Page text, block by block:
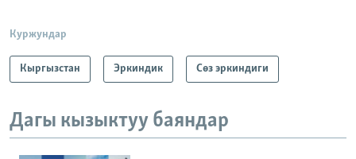
Куржундар
Кыргызстан Эркиндик Сөз эркиндиги
Дагы кызыктуу баяндар